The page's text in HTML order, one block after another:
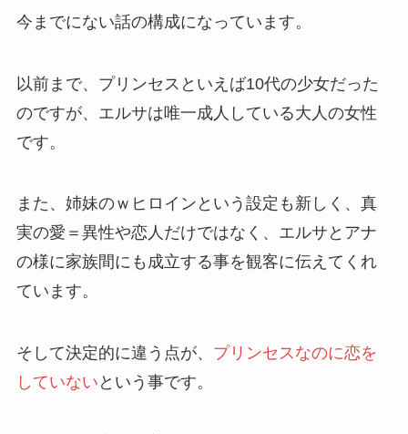
今までにない話の構成になっています。
以前まで、プリンセスといえば10代の少女だった
のですが、エルサは唯一成人している大人の女性
です。
また、姉妹のｗヒロインという設定も新しく、真
実の愛＝異性や恋人だけではなく、エルサとアナ
の様に家族間にも成立する事を観客に伝えてくれ
ています。
そして決定的に違う点が、 プリンセスなのに恋を
していない という事です。